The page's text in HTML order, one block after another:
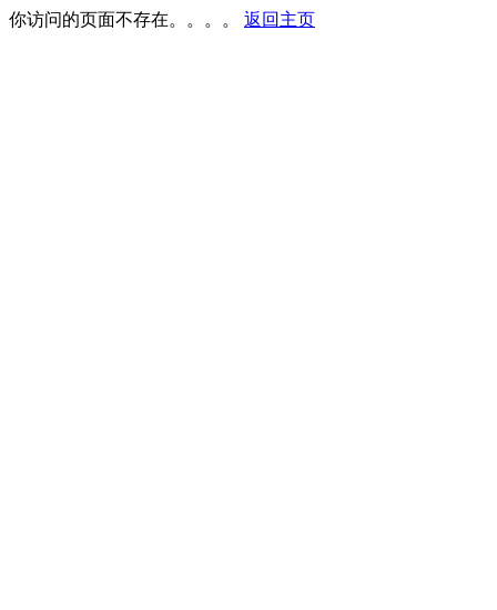
你访问的页面不存在。。。。 返回主页